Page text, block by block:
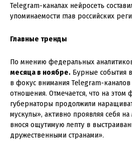
Telegram-каналах нейросеть
упоминаемости глав российских
Главные тренды
По мнению федеральных
месяца в ноябре. Бурные события
в фокус внимания Telegram-
отношения. Отмечается, что на этом
губернаторы продолжили
мускулы», активно проявляя себя
внося ощутимую лепту в
дружественными странами».